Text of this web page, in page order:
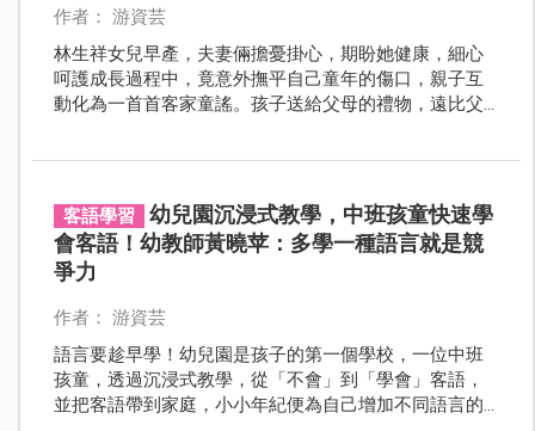
作者： 游資芸
林生祥女兒早產，夫妻倆擔憂掛心，期盼她健康，細心
呵護成長過程中，竟意外撫平自己童年的傷口，親子互
動化為一首首客家童謠。孩子送給父母的禮物，遠比父
客語學習
幼兒園沉浸式教學，中班孩童快速學
會客語！幼教師黃曉苹：多學一種語言就是競
爭力
作者： 游資芸
語言要趁早學！幼兒園是孩子的第一個學校，一位中班
孩童，透過沉浸式教學，從「不會」到「學會」客語，
並把客語帶到家庭，小小年紀便為自己增加不同語言的